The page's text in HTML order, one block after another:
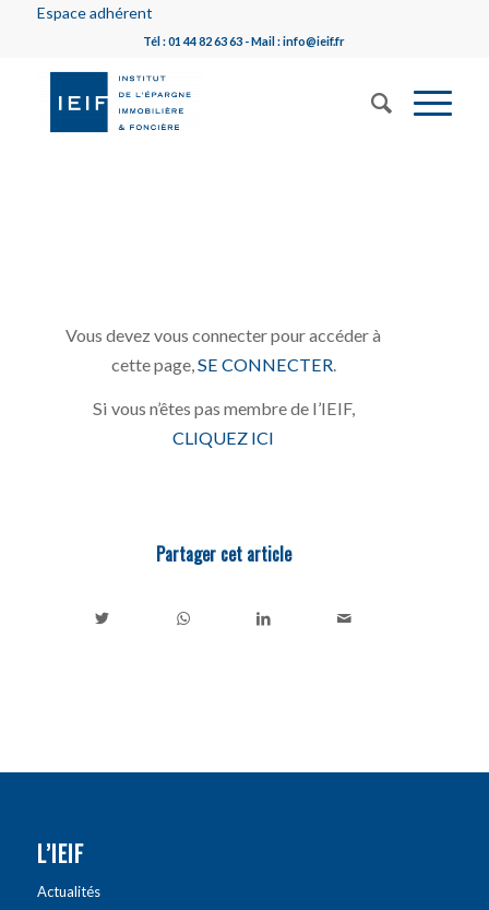
Espace adhérent
Tél : 01 44 82 63 63 - Mail : info@ieif.fr
Vous devez vous connecter pour accéder à
cette page, SE CONNECTER
Si vous n’êtes pas membre de l’IEIF,
CLIQUEZ ICI
Partager cet article
L’IEIF
Actualités